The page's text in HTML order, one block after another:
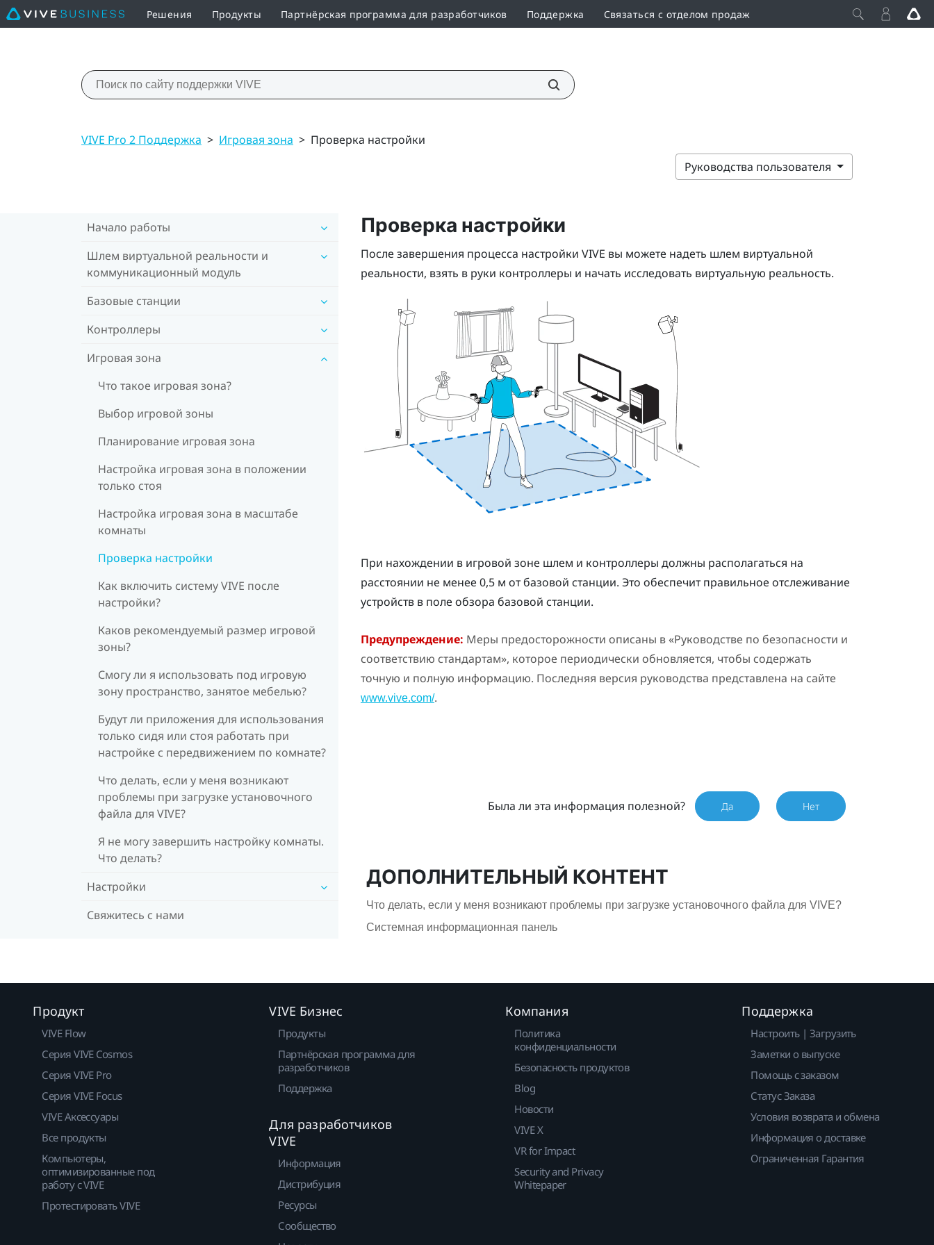
Решения Продукты Партнёрская программа для разработчиков Поддержка Связаться с отделом продаж
VIVE Pro 2 Поддержка > Игровая зона > Проверка настройки
Руководства пользователя
Начало работы
Шлем виртуальной реальности и
коммуникационный модуль
Базовые станции
Контроллеры
Игровая зона
Что такое игровая зона?
Выбор игровой зоны
Планирование игровая зона
Настройка игровая зона в положении
только стоя
Настройка игровая зона в масштабе
комнаты
Проверка настройки
Как включить систему VIVE после
настройки?
Каков рекомендуемый размер игровой
зоны?
Смогу ли я использовать под игровую
зону пространство, занятое мебелью?
Будут ли приложения для использования
только сидя или стоя работать при
настройке с передвижением по комнате?
Что делать, если у меня возникают
проблемы при загрузке установочного
файла для VIVE?
Я не могу завершить настройку комнаты.
Что делать?
Настройки
Свяжитесь с нами
Проверка настройки
После завершения процесса настройки VIVE вы можете надеть шлем виртуальной
реальности, взять в руки контроллеры и начать исследовать виртуальную реальность.
При нахождении в игровой зоне шлем и контроллеры должны располагаться на
расстоянии не менее 0,5 м от базовой станции. Это обеспечит правильное отслеживание
устройств в поле обзора базовой станции.
Предупреждение: Меры предосторожности описаны в «Руководстве по безопасности и
соответствию стандартам», которое периодически обновляется, чтобы содержать
точную и полную информацию. Последняя версия руководства представлена на сайте
www.vive.com/.
Была ли эта информация полезной? Да Нет
ДОПОЛНИТЕЛЬНЫЙ КОНТЕНТ
Что делать, если у меня возникают проблемы при загрузке установочного файла для VIVE?
Системная информационная панель
Продукт
VIVE Flow
Серия VIVE Cosmos
Серия VIVE Pro
Серия VIVE Focus
VIVE Аксессуары
Все продукты
Компьютеры,
оптимизированные под
работу с VIVE
Протестировать VIVE
VIVE Бизнес
Продукты
Партнёрская программа для
разработчиков
Поддержка
Для разработчиков
VIVE
Информация
Дистрибуция
Ресурсы
Сообщество
Компания
Политика
конфиденциальности
Безопасность продуктов
Blog
Новости
VIVE X
VR for Impact
Security and Privacy
Whitepaper
Поддержка
Настроить | Загрузить
Заметки о выпуске
Помощь с заказом
Статус Заказа
Условия возврата и обмена
Информация о доставке
Ограниченная Гарантия